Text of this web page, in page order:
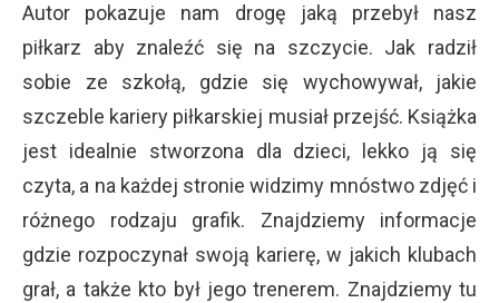
Autor pokazuje nam drogę jaką przebył nasz
piłkarz aby znaleźć się na szczycie. Jak radził
sobie ze szkołą, gdzie się wychowywał, jakie
szczeble kariery piłkarskiej musiał przejść. Książka
jest idealnie stworzona dla dzieci, lekko ją się
czyta, a na każdej stronie widzimy mnóstwo zdjęć i
różnego rodzaju grafik. Znajdziemy informacje
gdzie rozpoczynał swoją karierę, w jakich klubach
grał, a także kto był jego trenerem. Znajdziemy tu